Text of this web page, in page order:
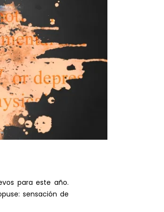
para este año.
sensación de